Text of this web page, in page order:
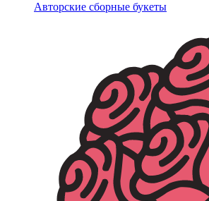
Авторские сборные букеты